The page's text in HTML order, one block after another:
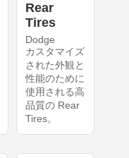
Rear
Tires
Dodge
カスタマイズ
された外観と
性能のために
使用される高
品質の Rear
Tires。